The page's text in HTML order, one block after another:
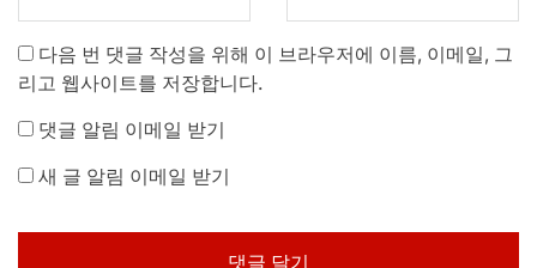
다음 번 댓글 작성을 위해 이 브라우저에 이름, 이메일, 그
리고 웹사이트를 저장합니다.
댓글 알림 이메일 받기
새 글 알림 이메일 받기